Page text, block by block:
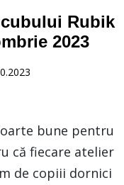
Rubik
2023
bune pentru
că fiecare atelier
de copiii dornici